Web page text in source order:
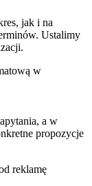
jak i na
Ustalimy
w
a w
propozycje
reklamę